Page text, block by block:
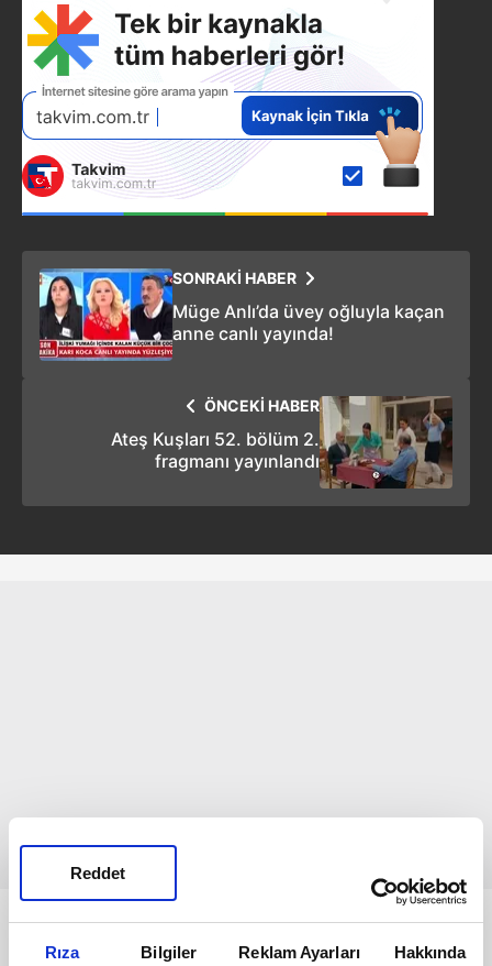
Rıza Bilgiler Reklam Ayarları Hakkında
Reddet
SONRAKİ HABER
Müge Anlı’da üvey oğluyla kaçan
anne canlı yayında!
ÖNCEKİ HABER
Ateş Kuşları 52. bölüm 2.
fragmanı yayınlandı